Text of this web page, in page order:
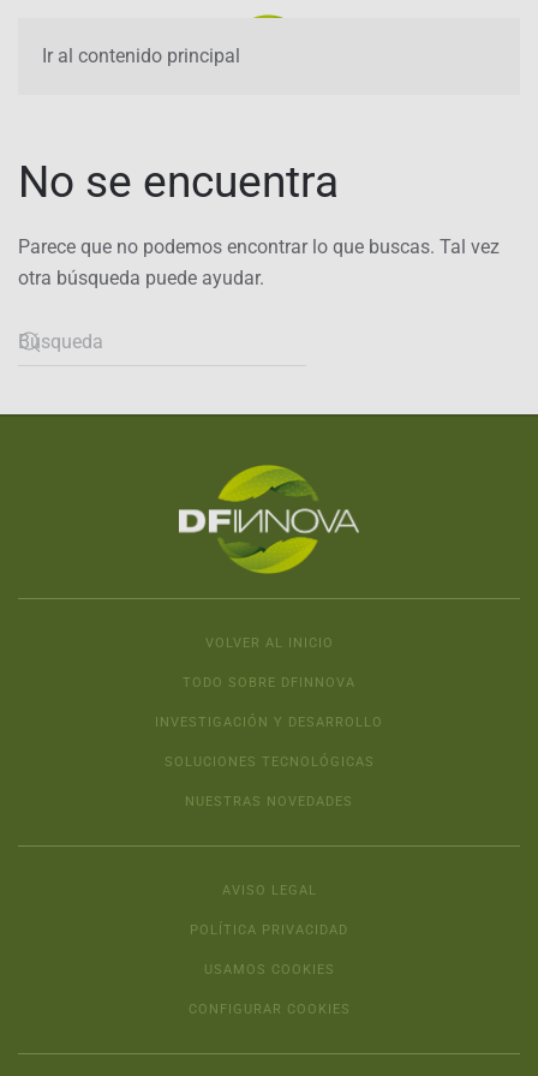
Ir al contenido principal
No se encuentra
Parece que no podemos encontrar lo que buscas. Tal vez
otra búsqueda puede ayudar.
VOLVER AL INICIO
TODO SOBRE DFINNOVA
INVESTIGACIÓN Y DESARROLLO
SOLUCIONES TECNOLÓGICAS
NUESTRAS NOVEDADES
AVISO LEGAL
POLÍTICA PRIVACIDAD
USAMOS COOKIES
CONFIGURAR COOKIES